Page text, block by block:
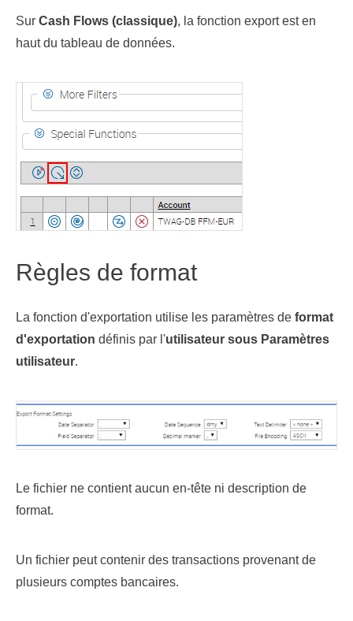
Sur Cash Flows (classique), la fonction export est en
haut du tableau de données.
Règles de format
La fonction d'exportation utilise les paramètres de format
d'exportation définis par l'utilisateur sous Paramètres
utilisateur.
Le fichier ne contient aucun en-tête ni description de
format.
Un fichier peut contenir des transactions provenant de
plusieurs comptes bancaires.